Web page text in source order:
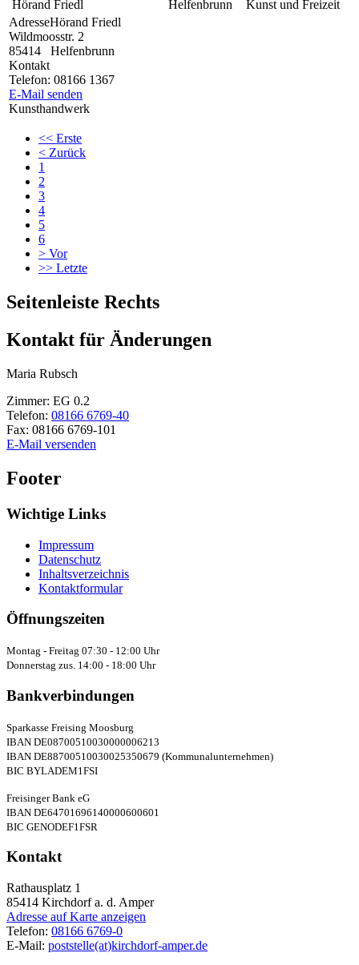
Hörand Friedl Helfenbrunn
Kunst und Freizeit
AdresseHörand Friedl
Wildmoosstr. 2
85414
Helfenbrunn
Kontakt
Telefon: 08166 1367
E-Mail senden
Kunsthandwerk
<< Erste
< Zurück
1
2
3
4
5
6
> Vor
>> Letzte
Seitenleiste Rechts
Kontakt für Änderungen
Maria Rubsch
Zimmer: EG 0.2
Telefon: 08166 6769-40
Fax: 08166 6769-101
E-Mail versenden
Footer
Wichtige Links
Impressum
Datenschutz
Inhaltsverzeichnis
Kontaktformular
Öffnungszeiten
Montag - Freitag 07:30 - 12:00 Uhr
Donnerstag zus. 14:00 - 18:00 Uhr
Bankverbindungen
Sparkasse Freising Moosburg
IBAN DE08700510030000006213
IBAN DE88700510030025350679 (Kommunalunternehmen)
BIC BYLADEM1FSI
Freisinger Bank eG
IBAN DE64701696140000600601
BIC GENODEF1FSR
Kontakt
Rathausplatz 1
85414 Kirchdorf a. d. Amper
Adresse auf Karte anzeigen
Telefon: 08166 6769-0
E-Mail: poststelle(at)kirchdorf-amper.de